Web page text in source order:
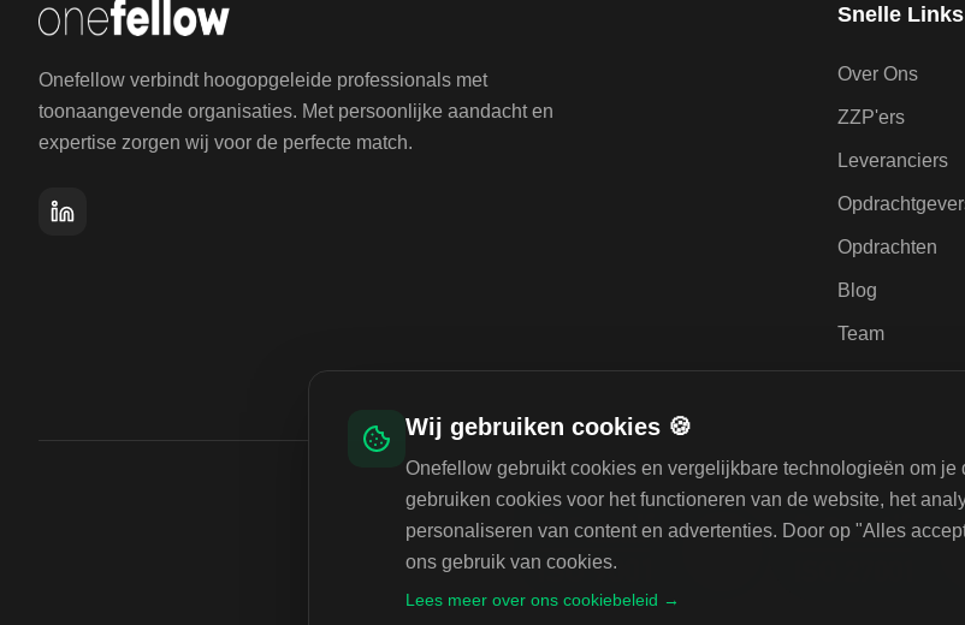
Onefellow verbindt hoogopgeleide professionals met
toonaangevende organisaties. Met persoonlijke aandacht en
expertise zorgen wij voor de perfecte match.
Snelle Links
Over Ons
ZZP'ers
Leveranciers
Opdrachten
Blog
Team
Gecertificeerd
Wij gebruiken cookies 🍪
Onefellow gebruikt cookies en vergelijkbare technologieën om je
gebruiken cookies voor het functioneren van de website, het
personaliseren van content en advertenties. Door op "Alles
ons gebruik van cookies.
Lees meer over ons cookiebeleid →